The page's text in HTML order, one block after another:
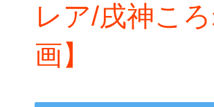
レア/戌神こ
画】